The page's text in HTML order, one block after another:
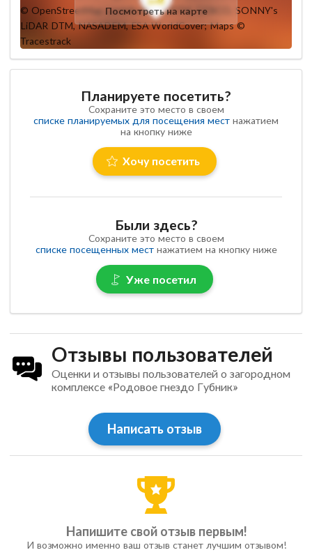
Посмотреть на карте
Планируете посетить?
Сохраните это место в своем
списке планируемых для посещения мест нажатием
на кнопку ниже
Хочу посетить
Были здесь?
Сохраните это место в своем
списке посещенных местнажатием на кнопку ниже
Уже посетил
Отзывы пользователей
Оценки и отзывы пользователей о загородном
комплексе «Родовое гнездо Губник»
Написать отзыв
Напишите свой отзыв первым!
И возможно именно ваш отзыв станет лучшим отзывом!